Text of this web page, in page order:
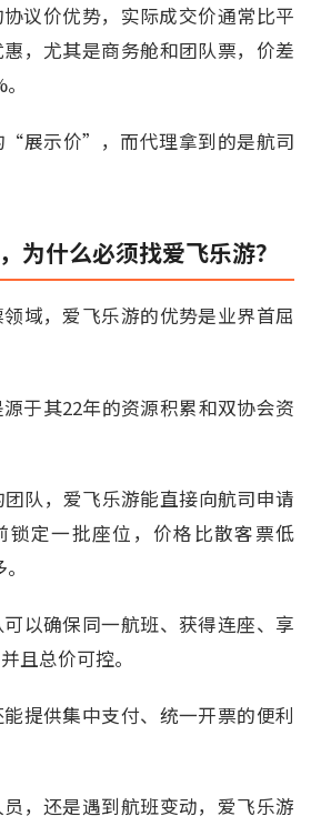
议价优势，实际成交价通常比平
，尤其是商务舱和团队票，价差
“展示价”，而代理拿到的是航司
为什么必须找爱飞乐游？
域，爱飞乐游的优势是业界首屈
于其22年的资源积累和双协会资
队，爱飞乐游能直接向航司申请
定一批座位，价格比散客票低
以确保同一航班、获得连座、享
且总价可控。
提供集中支付、统一开票的便利
，还是遇到航班变动，爱飞乐游